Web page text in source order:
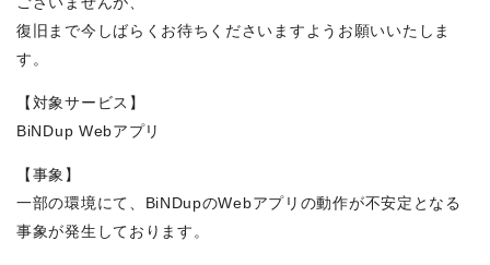
復旧まで今しばらくお待ちくださいますようお願いいたしま
す。
【対象サービス】
BiNDup Webアプリ
【事象】
一部の環境にて、BiNDupのWebアプリの動作が不安定となる
事象が発生しております。